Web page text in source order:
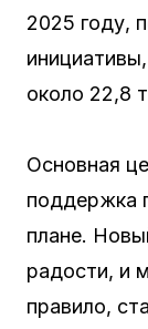
2025 году,
около 22,8
Основная
поддержка
плане.
радости, и
правило,